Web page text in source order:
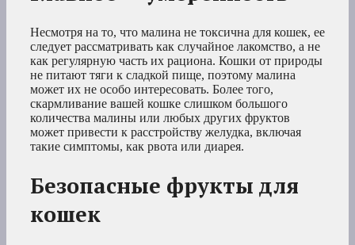
Несмотря на то, что малина не токсична для кошек, ее
следует рассматривать как случайное лакомство, а не
как регулярную часть их рациона. Кошки от природы
не питают тяги к сладкой пище, поэтому малина
может их не особо интересовать. Более того,
скармливание вашей кошке слишком большого
количества малины или любых других фруктов
может привести к расстройству желудка, включая
такие симптомы, как рвота или диарея.
Безопасные фрукты для
кошек